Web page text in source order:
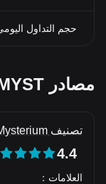
حجم التداول
مصادر MYST
تصنيف Mysterium
4.4
العلامات ：